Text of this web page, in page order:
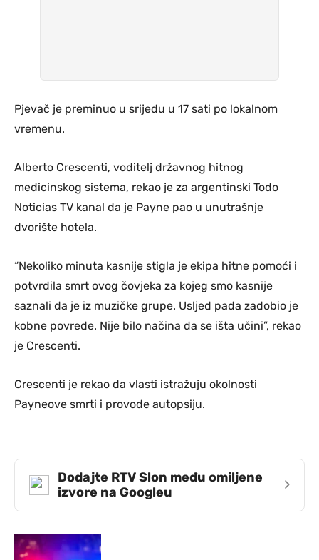
Pjevač je preminuo u srijedu u 17 sati po lokalnom
vremenu.
Alberto Crescenti, voditelj državnog hitnog
medicinskog sistema, rekao je za argentinski Todo
Noticias TV kanal da je Payne pao u unutrašnje
dvorište hotela.
“Nekoliko minuta kasnije stigla je ekipa hitne pomoći i
potvrdila smrt ovog čovjeka za kojeg smo kasnije
saznali da je iz muzičke grupe. Usljed pada zadobio je
kobne povrede. Nije bilo načina da se išta učini”, rekao
je Crescenti.
Crescenti je rekao da vlasti istražuju okolnosti
Payneove smrti i provode autopsiju.
Dodajte RTV Slon među omiljene
izvore na Googleu
›